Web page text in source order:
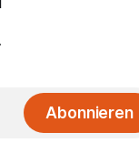
Abonnieren